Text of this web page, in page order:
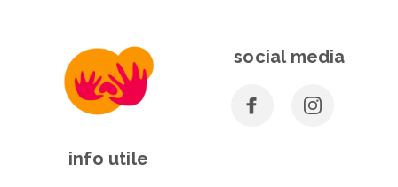
social media
info utile